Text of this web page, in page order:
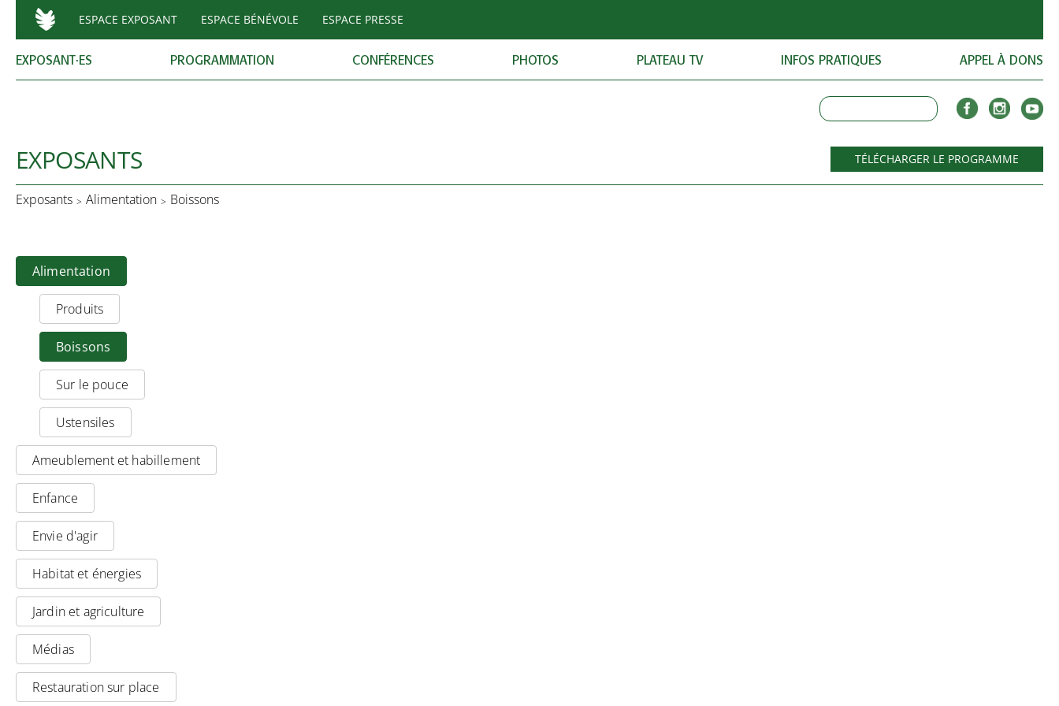
ESPACE EXPOSANT ESPACE BÉNÉVOLE ESPACE PRESSE
EXPOSANT·ES PROGRAMMATION CONFÉRENCES PHOTOS PLATEAU TV INFOS PRATIQUES APPEL À DONS
EXPOSANTS TÉLÉCHARGER LE PROGRAMME
Exposants Alimentation Boissons
Alimentation
Produits
Boissons
Sur le pouce
Ustensiles
Ameublement et habillement
Enfance
Envie d'agir
Habitat et énergies
Jardin et agriculture
Médias
Restauration sur place